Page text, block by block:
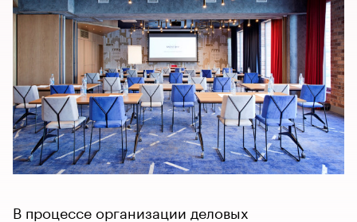
В процессе организации деловых